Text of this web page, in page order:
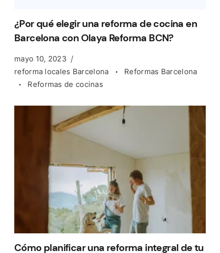
¿Por qué elegir una reforma de cocina en
Barcelona con Olaya Reforma BCN?
mayo 10, 2023
reforma locales Barcelona
Reformas Barcelona
Reformas de cocinas
Cómo planificar una reforma integral de tu